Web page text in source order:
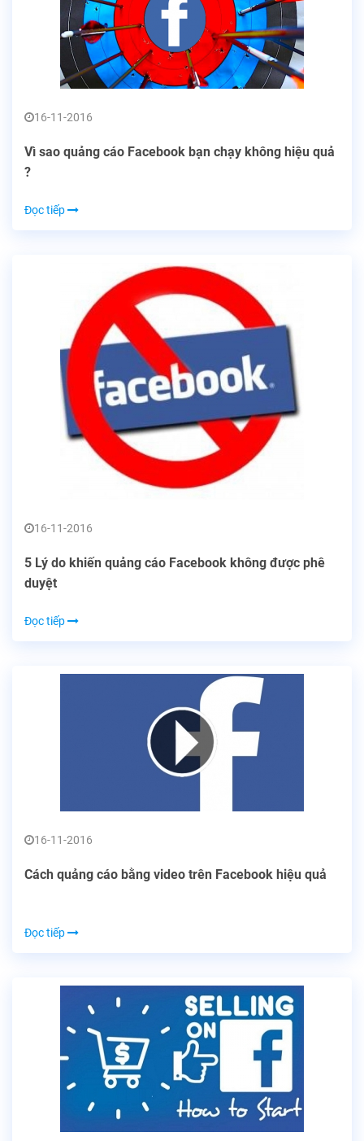
16-11-2016
Vì sao quảng cáo Facebook bạn chạy không hiệu quả
?
Đọc tiếp
16-11-2016
5 Lý do khiến quảng cáo Facebook không được phê
duyệt
Đọc tiếp
16-11-2016
Cách quảng cáo bằng video trên Facebook hiệu quả
Đọc tiếp